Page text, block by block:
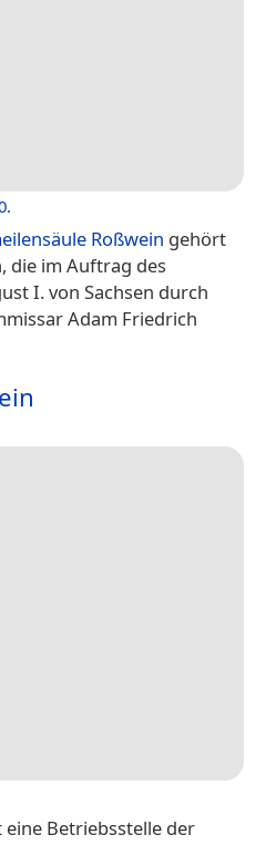
.
Roßwein gehört
die im Auftrag des
I. von Sachsen durch
Adam Friedrich
eine Betriebsstelle der